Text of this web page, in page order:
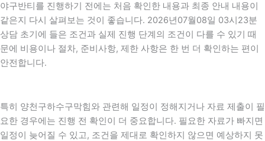
야구반티를 진행하기 전에는 처음 확인한 내용과 최종 안내 내용이
같은지 다시 살펴보는 것이 좋습니다. 2026년07월08일 03시23분
상담 초기에 들은 조건과 실제 진행 단계의 조건이 다를 수 있기 때
문에 비용이나 절차, 준비사항, 제한 사항은 한 번 더 확인하는 편이
안전합니다.
특히 양천구하수구막힘와 관련해 일정이 정해지거나 자료 제출이 필
요한 경우에는 진행 전 확인이 더 중요합니다. 필요한 자료가 빠지면
일정이 늦어질 수 있고, 조건을 제대로 확인하지 않으면 예상하지 못